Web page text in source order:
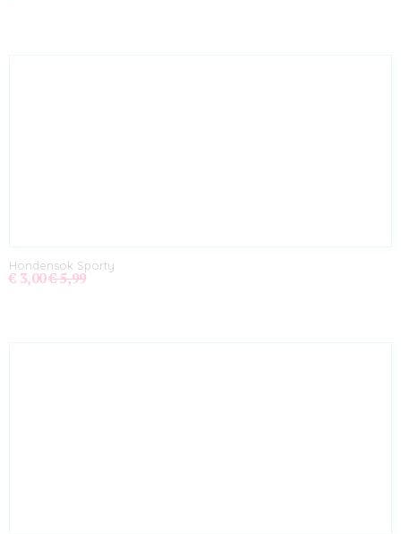
Hondensok Sporty
€ 3,00 € 5,99